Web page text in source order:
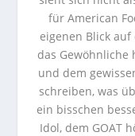
für American
eigenen Blick
das
und dem
schreiben, was
ein bisschen
Idol, dem GOAT